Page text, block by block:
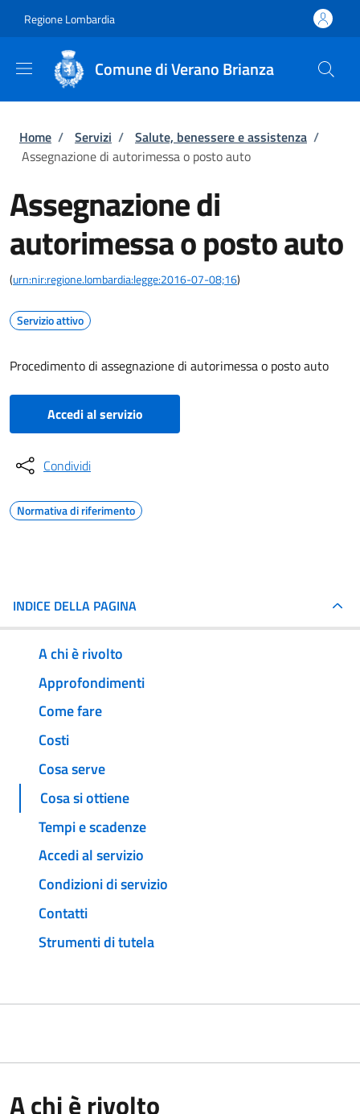
Regione Lombardia
Comune di Verano Brianza
Briciole di pane
Home / Servizi / Salute, benessere e assistenza /
Assegnazione di autorimessa o posto auto
Assegnazione di
autorimessa o posto auto
(urn:nir:regione.lombardia:legge:2016-07-08;16)
Servizio attivo
Procedimento di assegnazione di autorimessa o posto auto
Accedi al servizio
Condividi
Normativa di riferimento
INDICE DELLA PAGINA
A chi è rivolto
Approfondimenti
Come fare
Costi
Cosa serve
Cosa si ottiene
Tempi e scadenze
Accedi al servizio
Condizioni di servizio
Contatti
Strumenti di tutela
A chi è rivolto